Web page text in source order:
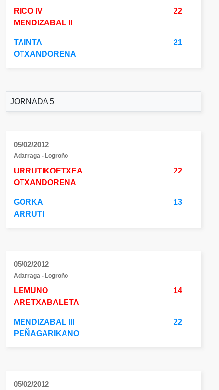
RICO IV
MENDIZABAL II
22
TAINTA
OTXANDORENA
21
JORNADA 5
05/02/2012
Adarraga - Logroño
URRUTIKOETXEA
OTXANDORENA
22
GORKA
ARRUTI
13
05/02/2012
Adarraga - Logroño
LEMUNO
ARETXABALETA
14
MENDIZABAL III
PEÑAGARIKANO
22
05/02/2012